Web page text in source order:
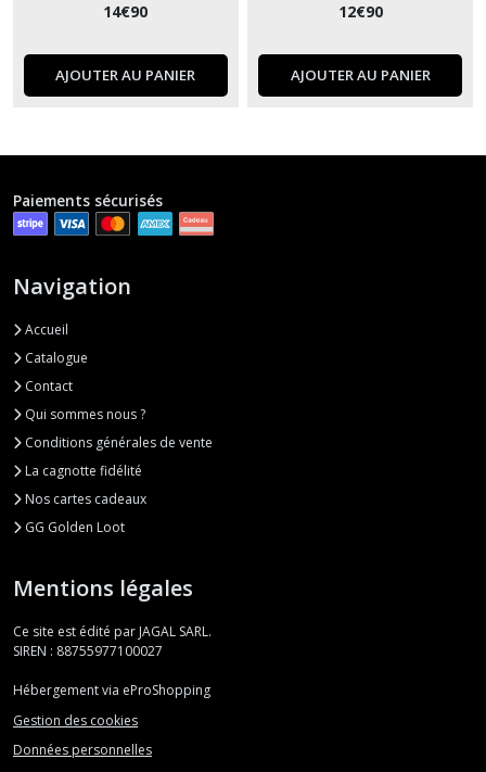
14€90
AJOUTER AU PANIER
12€90
AJOUTER AU PANIER
Paiements sécurisés
Navigation
Accueil
Catalogue
Contact
Qui sommes nous ?
Conditions générales de vente
La cagnotte fidélité
Nos cartes cadeaux
GG Golden Loot
Mentions légales
Ce site est édité par JAGAL SARL.
SIREN : 88755977100027
Hébergement via eProShopping
Gestion des cookies
Données personnelles